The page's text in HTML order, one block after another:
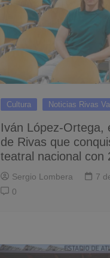
Cultura Noticias Rivas
Iván López-Ortega,
de Rivas que
teatral nacional con
Sergio Lombera
7
0